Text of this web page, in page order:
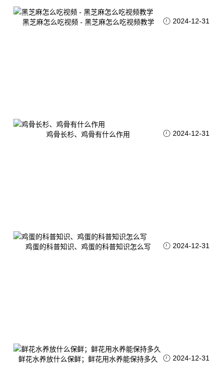
黑芝麻怎么吃视频 - 黑芝麻怎么吃视频教学 2024-12-31
鸡骨长杉、鸡骨有什么作用 2024-12-31
鸡蛋的科普知识、鸡蛋的科普知识怎么写 2024-12-31
鲜花水养放什么保鲜；鲜花用水养能保持多久 2024-12-31